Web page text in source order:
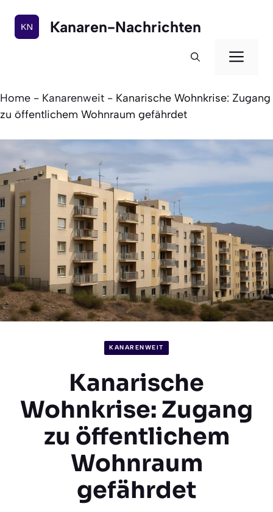
Inhalt
springen
Kanaren-Nachrichten
Home - Kanarenweit - Kanarische Wohnkrise: Zugang
zu öffentlichem Wohnraum gefährdet
KANARENWEIT
Kanarische
Wohnkrise: Zugang
zu öffentlichem
Wohnraum
gefährdet